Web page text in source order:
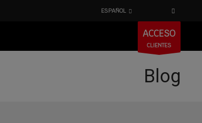
ESPAÑOL
ACCESO
CLIENTES
Blog